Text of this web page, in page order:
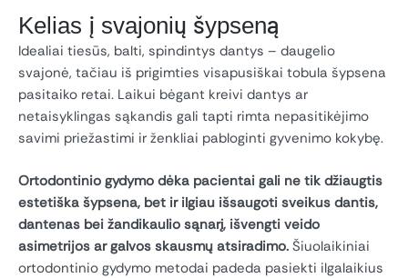
Kelias į svajonių šypseną
Idealiai tiesūs, balti, spindintys dantys – daugelio
svajonė, tačiau iš prigimties visapusiškai tobula šypsena
pasitaiko retai. Laikui bėgant kreivi dantys ar
netaisyklingas sąkandis gali tapti rimta nepasitikėjimo
savimi priežastimi ir ženkliai pabloginti gyvenimo kokybę.
Ortodontinio gydymo dėka pacientai gali ne tik džiaugtis
estetiška šypsena, bet ir ilgiau išsaugoti sveikus dantis,
dantenas bei žandikaulio sąnarį, išvengti veido
asimetrijos ar galvos skausmų atsiradimo. Šiuolaikiniai
ortodontinio gydymo metodai padeda pasiekti ilgalaikius